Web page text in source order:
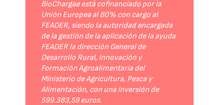
BioChargae está cofinanciado por la
Unión Europea al 80% con cargo al
FEADER, siendo la autoridad encargada
de la gestión de la aplicación de la ayuda
FEADER la dirección General de
Desarrollo Rural, Innovación y
Formación Agroalimentaria del
Ministerio de Agricultura, Pesca y
Alimentación, con una inversión de
599.383,59 euros.